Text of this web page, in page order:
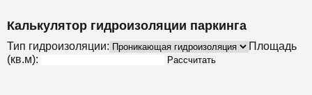
Калькулятор гидроизоляции паркинга
Тип гидроизоляции:
Площадь
(кв.м):
Рассчитать